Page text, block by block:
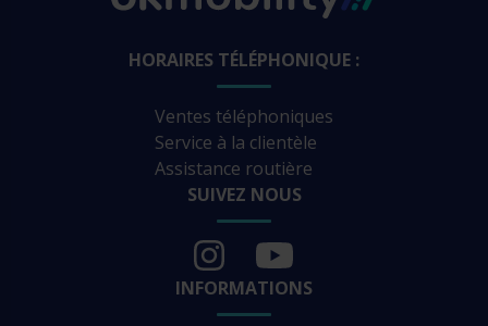
HORAIRES TÉLÉPHONIQUE :
Ventes téléphoniques
Service à la clientèle
Assistance routière
SUIVEZ NOUS
INFORMATIONS